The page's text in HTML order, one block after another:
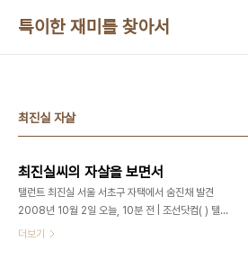
특이한 재미를 찾아서
최진실 자살
최진실씨의 자살을 보면서
탤런트 최진실 서울 서초구 자택에서 숨진채 발견
2008년 10월 2일 오늘, 10분 전 | 조선닷컴( ) 탤
런트 최진실씨가 서울 서초구 잠원동 자택에서 숨진
더보기